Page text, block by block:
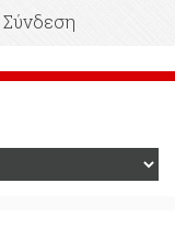
Σύνδεση